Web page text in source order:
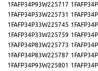
1FAFP34P93W225717
1FAFP34P33W225731
1FAFP34P33W225745
1FAFP34P33W225759
1FAFP34P83W225773
1FAFP34P83W225787
1FAFP34P93W225801